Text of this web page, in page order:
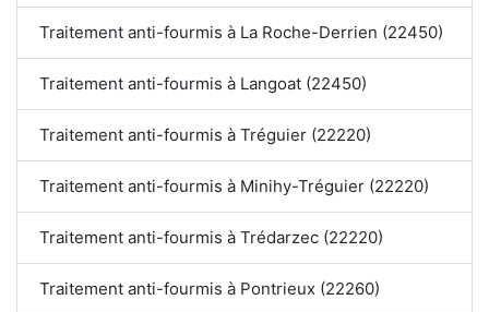
Traitement anti-fourmis à La Roche-Derrien (22450)
Traitement anti-fourmis à Langoat (22450)
Traitement anti-fourmis à Tréguier (22220)
Traitement anti-fourmis à Minihy-Tréguier (22220)
Traitement anti-fourmis à Trédarzec (22220)
Traitement anti-fourmis à Pontrieux (22260)